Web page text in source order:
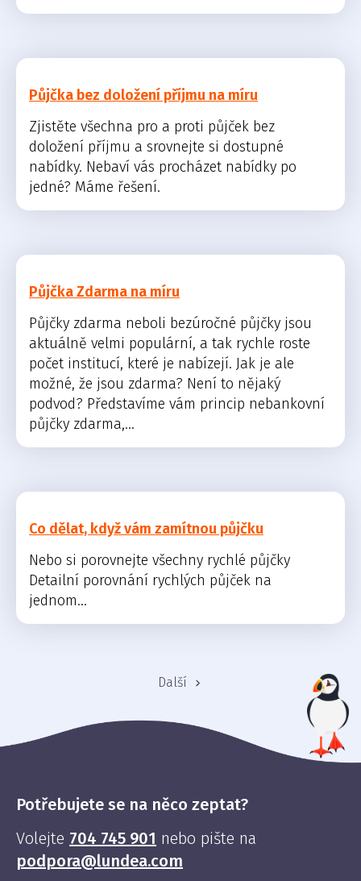
Půjčka bez doložení příjmu na míru
Zjistěte všechna pro a proti půjček bez
doložení příjmu a srovnejte si dostupné
nabídky. Nebaví vás procházet nabídky po
jedné? Máme řešení.
Půjčka Zdarma na míru
Půjčky zdarma neboli bezúročné půjčky jsou
aktuálně velmi populární, a tak rychle roste
počet institucí, které je nabízejí. Jak je ale
možné, že jsou zdarma? Není to nějaký
podvod? Představíme vám princip nebankovní
půjčky zdarma,...
Co dělat, když vám zamítnou půjčku
Nebo si porovnejte všechny rychlé půjčky
Detailní porovnání rychlých půjček na
jednom...
Další
Potřebujete se na něco zeptat?
Volejte 704 745 901 nebo pište na
podpora@lundea.com